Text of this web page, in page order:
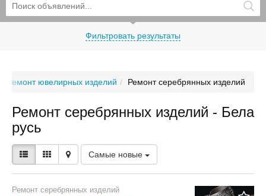
Фильтровать результаты
Ремонт ювелирных изделий Ремонт серебрянных изделий
Ремонт серебрянных изделий - Бела
русь
Самые новые
Ремонт серебрянных изделий